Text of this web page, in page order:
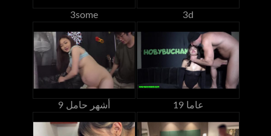
3some 3d
9 أشهر حامل 19 عاما